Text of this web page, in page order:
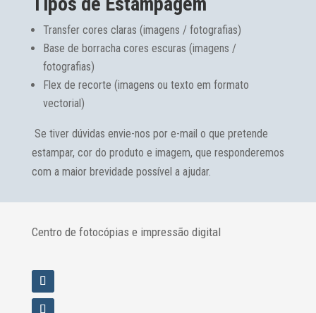
Transfer cores claras (imagens / fotografias)
Base de borracha cores escuras (imagens /
fotografias)
Flex de recorte (imagens ou texto em formato
vectorial)
Se tiver dúvidas envie-nos por e-mail o que pretende
estampar, cor do produto e imagem, que responderemos
com a maior brevidade possível a ajudar.
Centro de fotocópias e impressão digital